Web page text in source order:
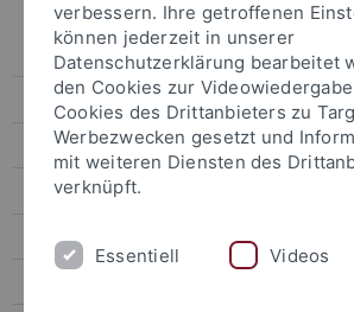
Pressemitteilungen
attempto online
Newsletter Uni Tübingen aktuell
Forschungsmagazin Attempto
verbessern. Ihre getroffenen
können jederzeit in unserer
Datenschutzerklärung bearbeitet
den Cookies zur
Cookies des Drittanbieters zu
Werbezwecken gesetzt und
mit weiteren Diensten des
verknüpft.
Essentiell Videos